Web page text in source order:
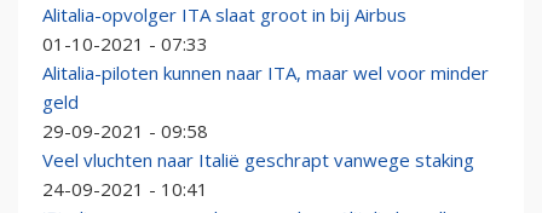
Alitalia-opvolger ITA slaat groot in bij Airbus
01-10-2021 - 07:33
Alitalia-piloten kunnen naar ITA, maar wel voor minder
geld
29-09-2021 - 09:58
Veel vluchten naar Italië geschrapt vanwege staking
24-09-2021 - 10:41